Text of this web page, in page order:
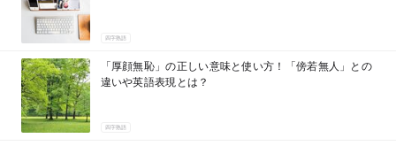
四字熟語
「厚顔無恥」の正しい意味と使い方！「傍若無人」との
違いや英語表現とは？
四字熟語